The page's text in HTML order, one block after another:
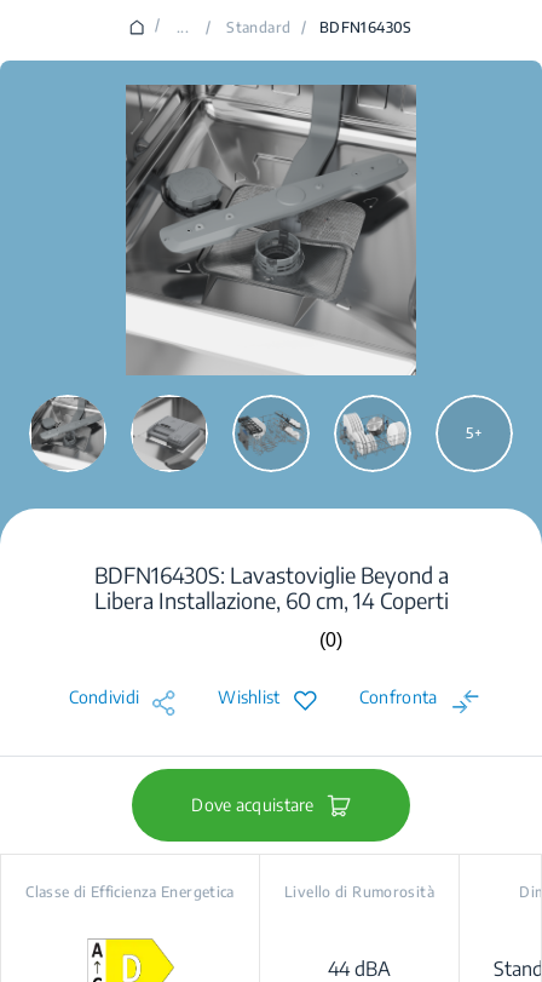
/ ... / Standard / BDFN16430S
5
BDFN16430S: Lavastoviglie Beyond a
Libera Installazione, 60 cm, 14 Coperti
Nessuna
Stesso
(0)
Condividi Wishlist Confronta
Dove acquistare
Classe di Efficienza Energetica Livello di Rumorosità
44 dBA